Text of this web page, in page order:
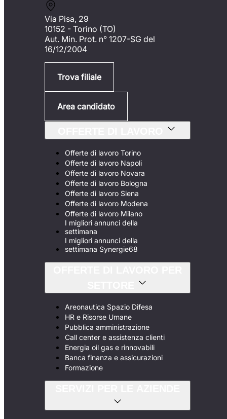
Via Pisa, 29
10152 - Torino (TO)
Aut. Min. Prot. n° 1207-SG del
16/12/2004
Trova filiale
Area candidato
Offerte di lavoro Torino
Offerte di lavoro Napoli
Offerte di lavoro Novara
Offerte di lavoro Bologna
Offerte di lavoro Siena
Offerte di lavoro Modena
Offerte di lavoro Milano
I migliori annunci della
settimana
I migliori annunci della
settimana Synergie68
Areonautica Spazio Difesa
HR e Risorse Umane
Pubblica amministrazione
Call center e assistenza clienti
Energia oil gas e rinnovabili
Banca finanza e assicurazioni
Formazione